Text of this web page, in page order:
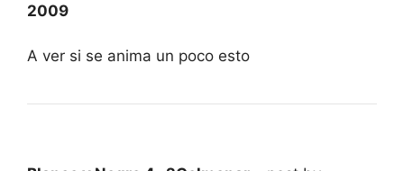
2009
A ver si se anima un poco esto